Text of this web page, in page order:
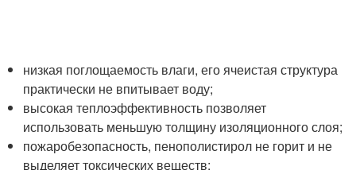
низкая поглощаемость влаги, его ячеистая структура
практически не впитывает воду;
высокая теплоэффективность позволяет
использовать меньшую толщину изоляционного слоя;
пожаробезопасность, пенополистирол не горит и не
выделяет токсических веществ;